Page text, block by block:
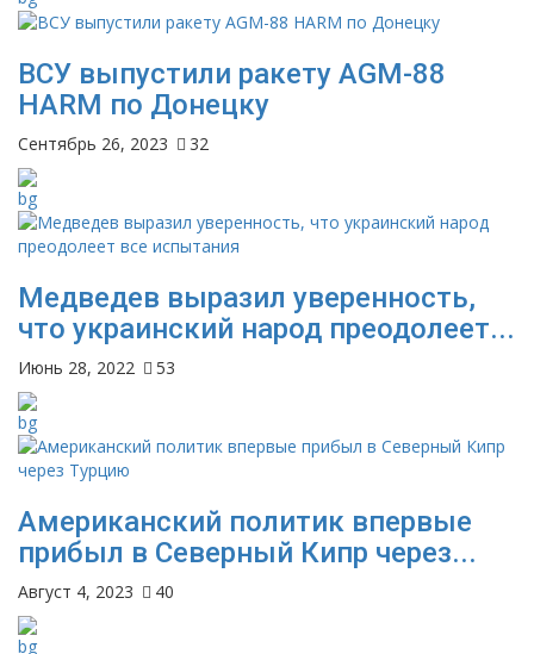
ВСУ выпустили ракету AGM-88
HARM по Донецку
Сентябрь 26, 2023 32
Медведев выразил уверенность,
что украинский народ преодолеет...
Июнь 28, 2022 53
Американский политик впервые
прибыл в Северный Кипр через...
Август 4, 2023 40